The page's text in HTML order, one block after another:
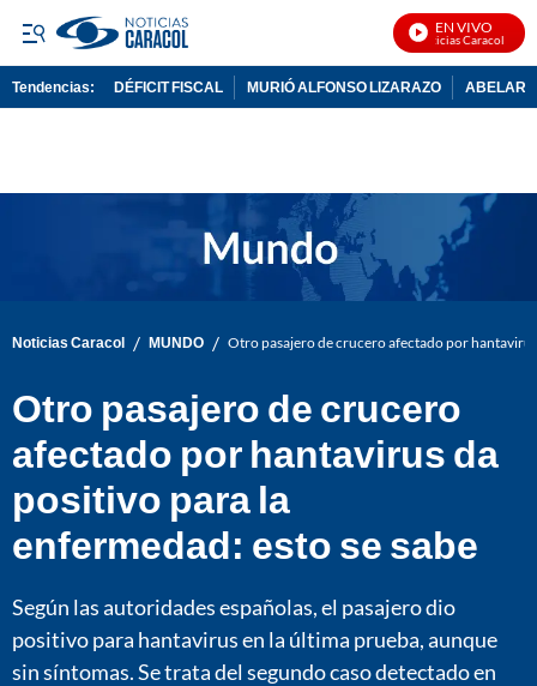
EN VIVO
Noticias Caracol En
Tendencias: DÉFICIT FISCAL MURIÓ ALFONSO LIZARAZO
Noticias Caracol / MUNDO / Otro pasajero de crucero afectado por
Otro pasajero de crucero
afectado por hantavirus da
positivo para la
enfermedad: esto se sabe
Según las autoridades españolas, el pasajero dio
positivo para hantavirus en la última prueba, aunque
sin síntomas. Se trata del segundo caso detectado en